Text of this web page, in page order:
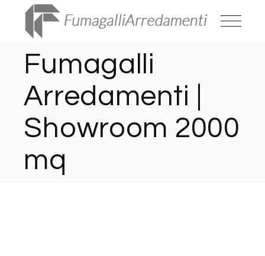
Fumagalli
Arredamenti |
Showroom 2000
mq